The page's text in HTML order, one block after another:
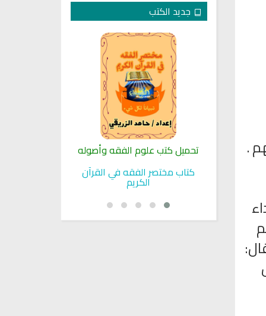
.
جديد الكتب
تحميل كتب علوم الفقه وأصوله
كتاب مختصر الفقه في القرآن
الكريم